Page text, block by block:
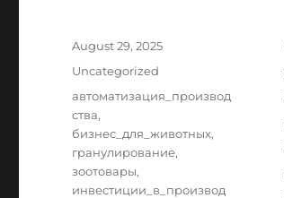
Posted
August 29, 2025
Categories
Uncategorized
Tags
автоматизация_производ
ства,
бизнес_для_животных,
гранулирование,
зоотовары,
инвестиции_в_производ